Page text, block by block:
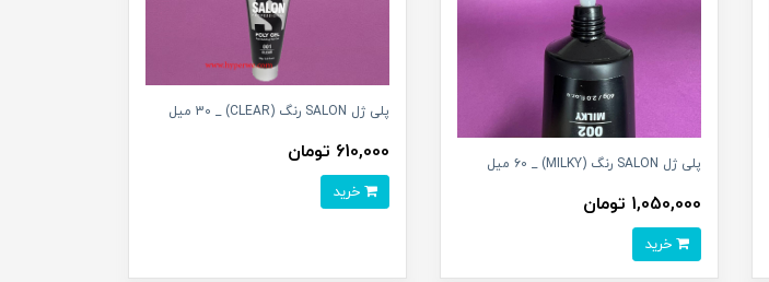
پلی ژل SALON رنگ (MILKY) _ ۶0 میل
1,050,000 تومان
خرید
پلی ژل SALON رنگ (CLEAR) _ 30 میل
610,000 تومان
خرید